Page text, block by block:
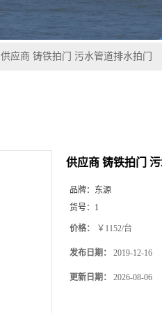
供应商 铸铁拍门 污水管道排水拍门
供应商 铸铁拍门 污
品牌： 东源
货号： 1
价格： ￥1152/台
发布日期： 2019-12-16
更新日期： 2026-08-06